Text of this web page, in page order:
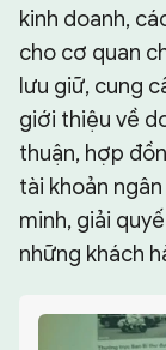
kinh doanh,
cho cơ quan
lưu giữ, cung
giới thiệu về
thuận, hợp
tài khoản
minh, giải
những khách